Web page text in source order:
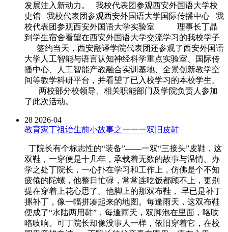
发展注入新动力。 我校代表团参观西安外国语大学校
史馆 我校代表团参观西安外国语大学国际传播中心 我
校代表团参观西安外国语大学实验室 理事长丁晶
到学生宿舍看望在西安外国语大学交流学习的我校学子
签约当天，西安翻译学院代表团还参观了西安外国语
大学人工智能与语言认知神经科学重点实验室、国际传
播中心、人工智能产教融合实训基地、全景创新教学空
间等教学科研平台，并看望了已入校学习的本校学生。
两校部分校领导、相关职能部门及学院负责人参加
了此次活动。
28 2026-04
教育家丁祖诒生前小故事之一一一双旧皮鞋
丁院长有个标志性的“装备”——一双“三接头”皮鞋，这
双鞋，一穿便是十几年，承载着无数的故事与温情。办
学之处丁院长，一心扑在学习和工作上，仿佛是个不知
疲倦的陀螺，他整日忙碌，常常连吃饭都顾不上，更别
提在穿着上花心思了。他脚上的那双布鞋， 早已是补丁
摞补丁，像一幅拼凑起来的地图。每逢雨天，这双布鞋
便成了“水陆两用鞋”，每逢雨天，双脚泡在里面，咯吱
咯吱响。可丁院长却像没事人一样，依旧穿着它，在校